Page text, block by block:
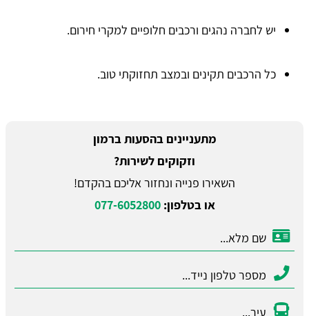
יש לחברה נהגים ורכבים חלופיים למקרי חירום.
כל הרכבים תקינים ובמצב תחזוקתי טוב.
מתעניינים בהסעות ברמון
וזקוקים לשירות?
השאירו פנייה ונחזור אליכם בהקדם!
או בטלפון:077-6052800